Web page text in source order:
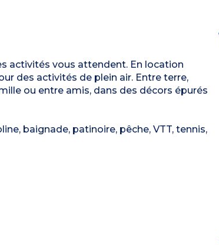
activités vous attendent. En location
des activités de plein air. Entre terre,
ou entre amis, dans des décors épurés
baignade, patinoire, pêche, VTT, tennis,